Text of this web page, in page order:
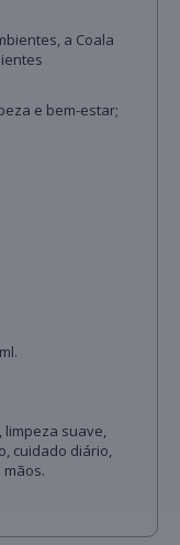
a Coala
e bem-estar;
suave,
cuidado diário,
mãos.